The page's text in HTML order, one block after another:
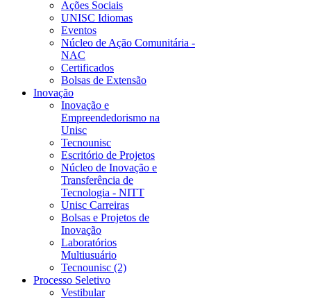
Ações Sociais
UNISC Idiomas
Eventos
Núcleo de Ação Comunitária -
NAC
Certificados
Bolsas de Extensão
Inovação
Inovação e
Empreendedorismo na
Unisc
Tecnounisc
Escritório de Projetos
Núcleo de Inovação e
Transferência de
Tecnologia - NITT
Unisc Carreiras
Bolsas e Projetos de
Inovação
Laboratórios
Multiusuário
Tecnounisc (2)
Processo Seletivo
Vestibular